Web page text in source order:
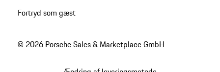
Fortryd som gæst
© 2026 Porsche Sales & Marketplace GmbH